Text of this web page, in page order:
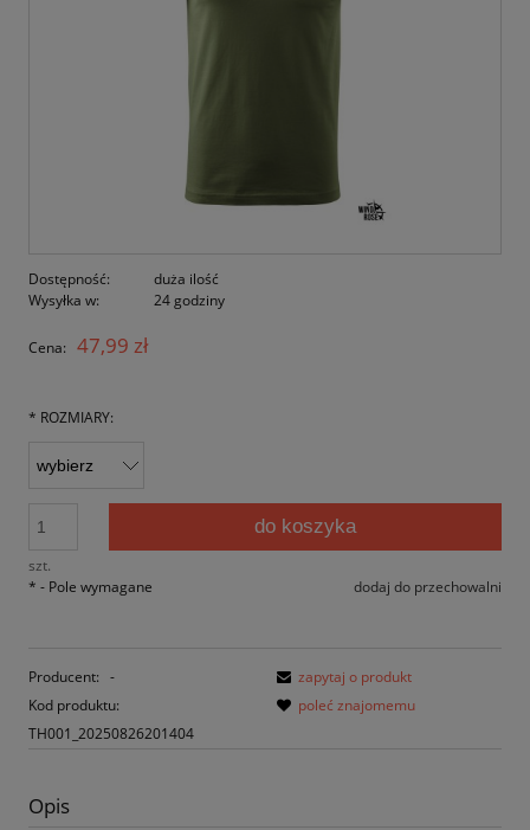
Dostępność:
duża ilość
Wysyłka w:
24 godziny
Cena: 47,99 zł
* ROZMIARY:
szt.
do koszyka
dodaj do przechowalni
* - Pole wymagane
Producent: -
Kod produktu:
TH001_20250826201404
zapytaj o produkt
poleć znajomemu
Opis